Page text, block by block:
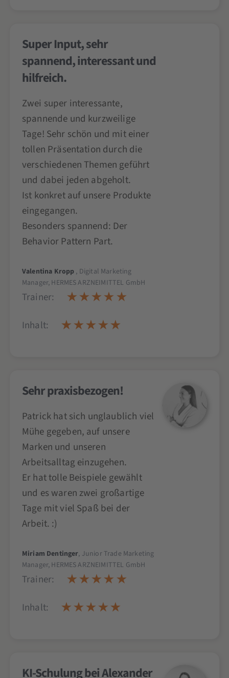
Super Input, sehr
spannend, interessant und
hilfreich.
Zwei super interessante,
spannende und kurzweilige
Tage! Sehr schön und mit einer
tollen Präsentation durch die
verschiedenen Themen geführt
und dabei jeden abgeholt.
Ist konkret auf unsere Produkte
eingegangen.
Besonders spannend: Der
Behavior Pattern Part.
Valentina Kropp , Digital Marketing
Manager, HERMES ARZNEIMITTEL GmbH
Trainer:
Inhalt:
Sehr praxisbezogen!
Patrick hat sich unglaublich viel
Mühe gegeben, auf unsere
Marken und unseren
Arbeitsalltag einzugehen.
Er hat tolle Beispiele gewählt
und es waren zwei großartige
Tage mit viel Spaß bei der
Arbeit. :)
Miriam Dentinger, Junior Trade Marketing
Manager, HERMES ARZNEIMITTEL GmbH
Trainer:
Inhalt:
KI-Schulung bei Alexander